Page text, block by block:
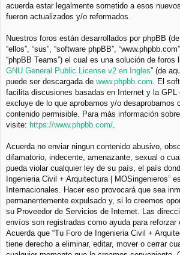
acuerda estar legalmente sometido a esos
fueron actualizados y/o reformados.
Nuestros foros están desarrollados por phpBB
“ellos”, “sus”, “software phpBB”,
“phpBB Teams”) el cual es una solución de foros
GNU General Public License v2 en Ingles” (de
puede ser descargada de www.phpbb.com . El
facilita discusiones basadas en Internet y la GPL
excluye de lo que aprobamos y/o desaprobamos
contenido permisible. Para más información
visite: https://www.phpbb.com/
Acuerda no enviar ningun contenido abusivo,
difamatorio, indecente, amenazante, sexual o
pueda violar cualquier ley de su país, el país
Ingenieria Civil + Arquitectura | MOSingenieros”
Internacionales. Hacer eso provocará que sea
permanentemente expulsado y, si lo creemos
su Proveedor de Servicios de Internet. Las
envíos son registradas como ayuda para reforzar
Acuerda que “Tu Foro de Ingenieria Civil +
tiene derecho a eliminar, editar, mover o cerrar